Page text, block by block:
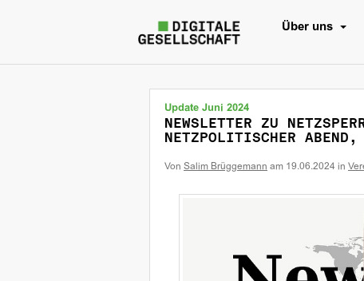
Über uns
Update Juni 2024
NEWSLETTER ZU
NETZPOLITISCHER
Von Salim Brüggemann am 19.06.2024 in